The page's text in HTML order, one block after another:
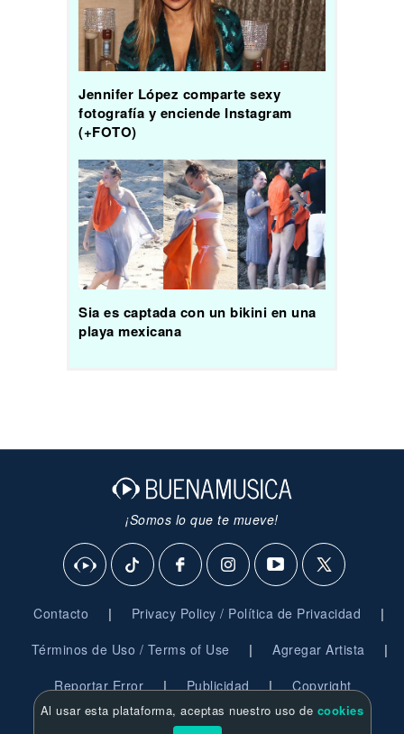
Jennifer López comparte sexy
fotografía y enciende Instagram
(+FOTO)
Sia es captada con un bikini en una
playa mexicana
¡Somos lo que te mueve!
Contacto | Privacy Policy / Política de Privacidad |
Términos de Uso / Terms of Use | Agregar Artista |
Reportar Error | Publicidad | Copyright
© 2026 BuenaMusica.com - Derechos Reservados
Al usar esta plataforma, aceptas nuestro uso de cookies